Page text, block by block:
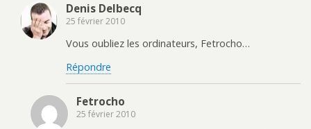
Denis Delbecq
25 février 2010
Vous oubliez les ordinateurs, Fetrocho…
Répondre
Fetrocho
25 février 2010